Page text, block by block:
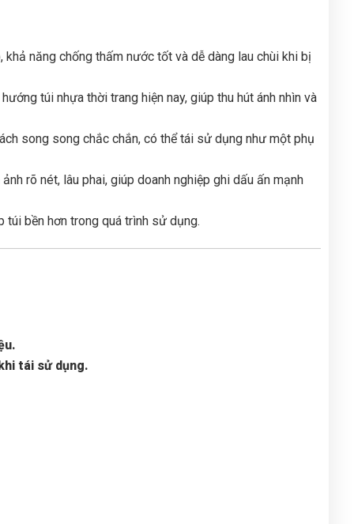
năng chống thấm nước tốt và dễ dàng lau chùi khi bị
túi nhựa thời trang hiện nay, giúp thu hút ánh nhìn và
song song chắc chắn, có thể tái sử dụng như một phụ
rõ nét, lâu phai, giúp doanh nghiệp ghi dấu ấn mạnh
bền hơn trong quá trình sử dụng.
tái sử dụng.